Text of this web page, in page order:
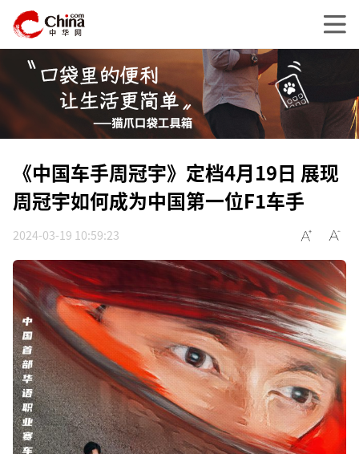
《中国车手周冠宇》定档4月19日 展现
周冠宇如何成为中国第一位F1车手
2024-03-19 10:59:23